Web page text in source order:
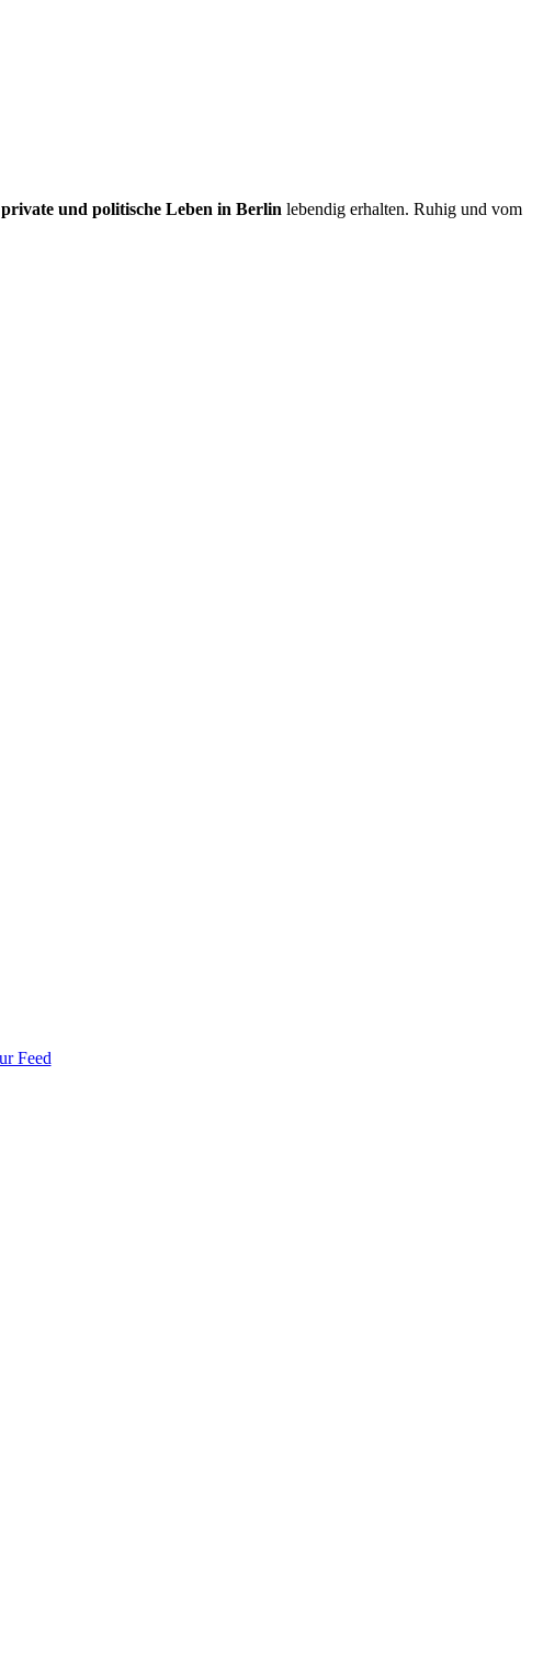
private und politische Leben in Berlin lebendig erhalten. Ruhig und vom